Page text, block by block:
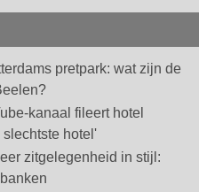
pretpark: wat zijn de
kanaal fileert hotel
hotel'
zitgelegenheid in stijl: